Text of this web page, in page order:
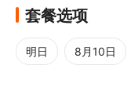
套餐选项
明日 8月10日